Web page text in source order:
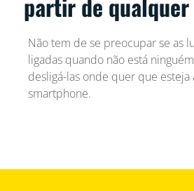
partir de
Não tem de se preocupar se as
ligadas quando não está
desligá-las onde quer que esteja
smartphone.